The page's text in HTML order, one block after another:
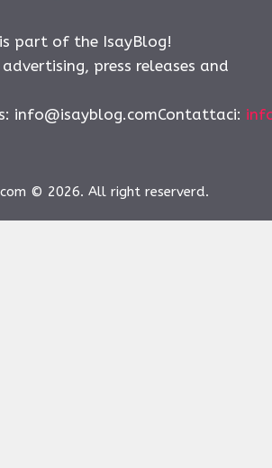
part of the IsayBlog!
press releases and
info@isayblog.comContattaci:
© 2026. All right reserverd.